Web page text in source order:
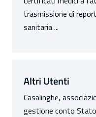
trasmissione di
sanitaria ...
Altri Utenti
Casalinghe,
gestione conto